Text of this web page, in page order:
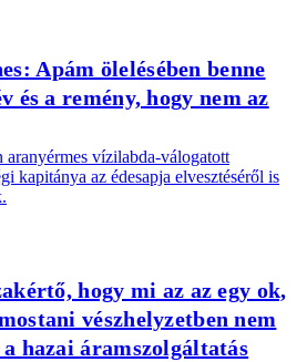
Apám ölelésében benne
és a remény, hogy nem az
vízilabda-válogatott
kapitánya az édesapja elvesztéséről is
hogy mi az az egy ok,
vészhelyzetben nem
hazai áramszolgáltatás